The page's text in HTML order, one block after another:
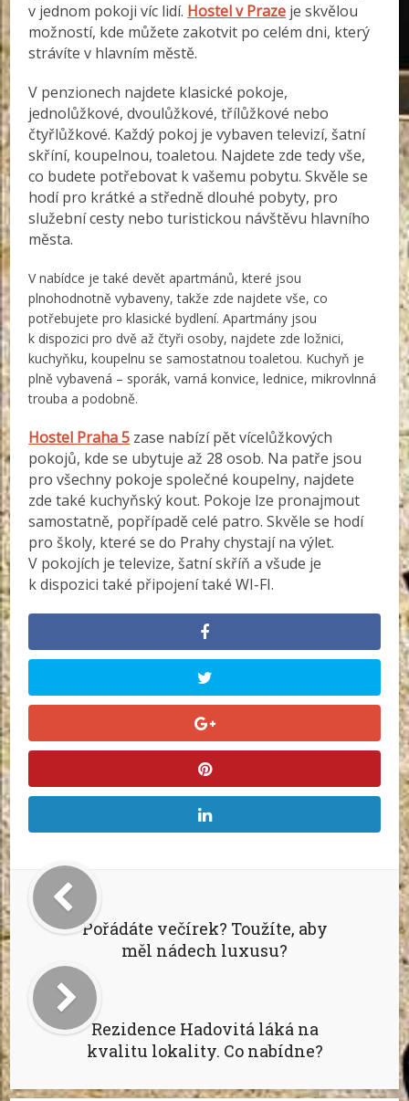
v jednom pokoji víc lidí. Hostel v Praze je skvělou
možností, kde můžete zakotvit po celém dni, který
strávíte v hlavním městě.
V penzionech najdete klasické pokoje,
jednolůžkové, dvoulůžkové, třílůžkové nebo
čtyřlůžkové. Každý pokoj je vybaven televizí, šatní
skříní, koupelnou, toaletou. Najdete zde tedy vše,
co budete potřebovat k vašemu pobytu. Skvěle se
hodí pro krátké a středně dlouhé pobyty, pro
služební cesty nebo turistickou návštěvu hlavního
města.
V nabídce je také devět apartmánů, které jsou
plnohodnotně vybaveny, takže zde najdete vše, co
potřebujete pro klasické bydlení. Apartmány jsou
k dispozici pro dvě až čtyři osoby, najdete zde ložnici,
kuchyňku, koupelnu se samostatnou toaletou. Kuchyň je
plně vybavená – sporák, varná konvice, lednice, mikrovlnná
trouba a podobně.
Hostel Praha 5 zase nabízí pět vícelůžkových
pokojů, kde se ubytuje až 28 osob. Na patře jsou
pro všechny pokoje společné koupelny, najdete
zde také kuchyňský kout. Pokoje lze pronajmout
samostatně, popřípadě celé patro. Skvěle se hodí
pro školy, které se do Prahy chystají na výlet.
V pokojích je televize, šatní skříň a všude je
k dispozici také připojení také WI-FI.
Pořádáte večírek? Toužíte, aby
měl nádech luxusu?
Rezidence Hadovitá láká na
kvalitu lokality. Co nabídne?